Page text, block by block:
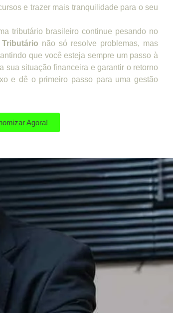
e trazer mais tranquilidade para o seu
tributário brasileiro continue pesando no
não só resolve problemas, mas
que você esteja sempre um passo à
sua situação financeira e garantir o retorno
e dê o primeiro passo para uma gestão
Agora!